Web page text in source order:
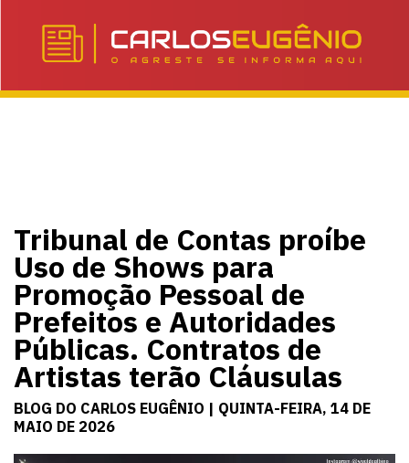
Tribunal de Contas proíbe
Uso de Shows para
Promoção Pessoal de
Prefeitos e Autoridades
Públicas. Contratos de
Artistas terão Cláusulas
BLOG DO CARLOS EUGÊNIO | QUINTA-FEIRA, 14 DE
MAIO DE 2026